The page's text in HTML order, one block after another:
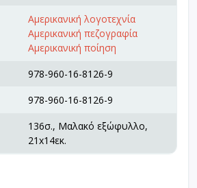
Αμερικανική λογοτεχνία
Αμερικανική πεζογραφία
Αμερικανική ποίηση
978-960-16-8126-9
978-960-16-8126-9
136σ., Μαλακό εξώφυλλο,
21x14εκ.